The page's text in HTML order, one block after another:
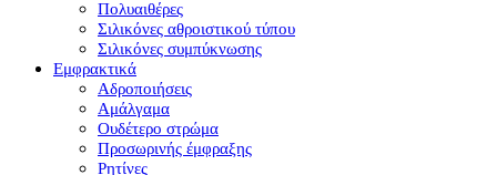
Πολυαιθέρες
Σιλικόνες αθροιστικού τύπου
Σιλικόνες συμπύκνωσης
Εμφρακτικά
Αδροποιήσεις
Αμάλγαμα
Ουδέτερο στρώμα
Προσωρινής έμφραξης
Ρητίνες